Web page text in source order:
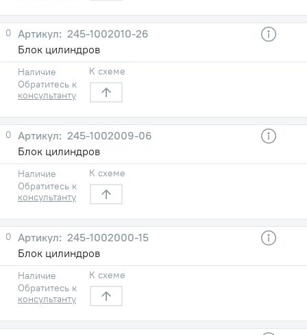
0
245-1002010-26
Блок цилиндров
Наличие
Обратитесь к
консультанту
К схеме
0
245-1002009-06
Блок цилиндров
Наличие
Обратитесь к
консультанту
К схеме
0
245-1002000-15
Блок цилиндров
Наличие
Обратитесь к
консультанту
К схеме